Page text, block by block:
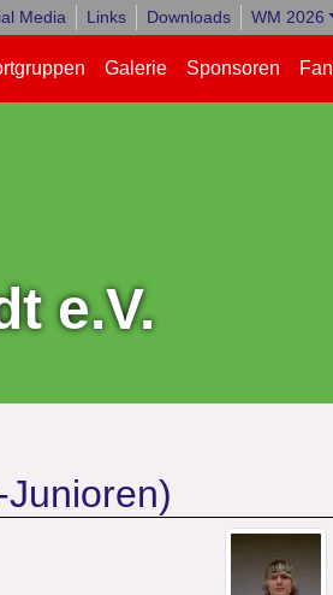
Media Links Downloads WM 2026
Galerie Sponsoren
e.V.